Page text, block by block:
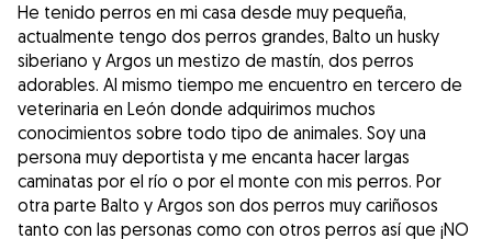
He tenido perros en mi casa desde muy pequeña,
actualmente tengo dos perros grandes, Balto un husky
siberiano y Argos un mestizo de mastín, dos perros
adorables. Al mismo tiempo me encuentro en tercero de
veterinaria en León donde adquirimos muchos
conocimientos sobre todo tipo de animales. Soy una
persona muy deportista y me encanta hacer largas
caminatas por el río o por el monte con mis perros. Por
otra parte Balto y Argos son dos perros muy cariñosos
tanto con las personas como con otros perros así que ¡NO